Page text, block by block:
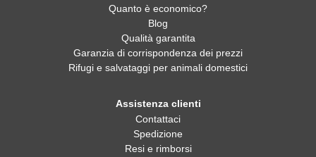
Quanto è economico?
Blog
Qualità garantita
Garanzia di corrispondenza dei prezzi
Rifugi e salvataggi per animali domestici
Assistenza clienti
Contattaci
Spedizione
Resi e rimborsi